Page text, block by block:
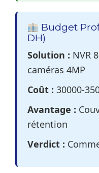
Budget
DH)
Solution : NVR
caméras 4MP
Coût : 30000-
Avantage :
rétention
Verdict :